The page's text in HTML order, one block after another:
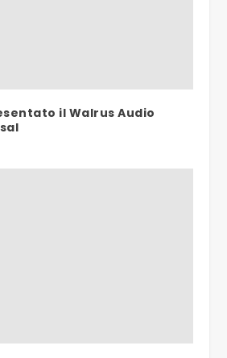
il Walrus Audio